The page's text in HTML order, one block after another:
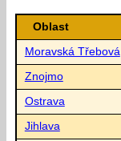
Oblast
Moravská Třebová
Znojmo
Ostrava
Jihlava